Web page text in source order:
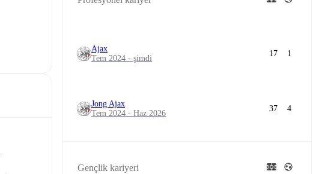
Ajax
Tem 2024 - şimdi
17 1
Jong Ajax
Tem 2024 - Haz 2026
37 4
Gençlik kariyeri